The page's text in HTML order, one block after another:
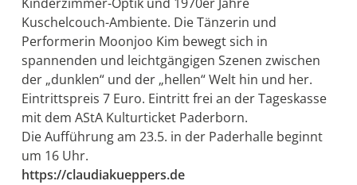
Kuschelcouch-Ambiente. Die Tänzerin und
Performerin Moonjoo Kim bewegt sich in
spannenden und leichtgängigen Szenen zwischen
der „dunklen“ und der „hellen“ Welt hin und her.
Eintrittspreis 7 Euro. Eintritt frei an der Tageskasse
mit dem AStA Kulturticket Paderborn.
Die Aufführung am 23.5. in der Paderhalle beginnt
um 16 Uhr.
https://claudiakueppers.de